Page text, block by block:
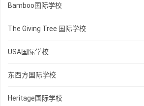
Bamboo国际学校
The Giving Tree 国际学校
USA国际学校
东西方国际学校
Heritage国际学校